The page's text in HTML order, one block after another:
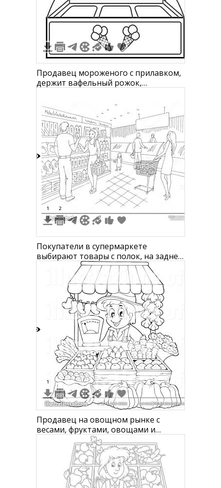
Продавец мороженого с прилавком,
держит вафельный рожок,
ложечка для сервировки
1 2
Покупатели в супермаркете
выбирают товары с полок, на заднем
плане человек у прилавка и ребенок
1
Продавец на овощном рынке с
весами, фруктами, овощами и